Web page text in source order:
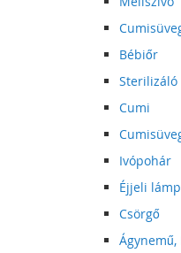
Bébiőr
Sterilizáló
Cumi
Ivópohár
Éjjeli
Csörgő
Ágynemű,